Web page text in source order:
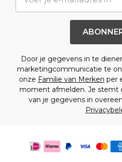
Door je gegevens in te
marketingcommunicatie te
onze Familie van Merken per
moment afmelden. Je stemt
van je gegevens in